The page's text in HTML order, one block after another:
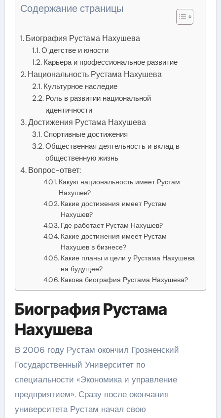
Содержание страницы
Биография Рустама Нахушева
О детстве и юности
Карьера и профессиональное развитие
Национальность Рустама Нахушева
Культурное наследие
Роль в развитии национальной
идентичности
Достижения Рустама Нахушева
Спортивные достижения
Общественная деятельность и вклад в
общественную жизнь
Вопрос-ответ:
Какую национальность имеет Рустам
Нахушев?
Какие достижения имеет Рустам
Нахушев?
Где работает Рустам Нахушев?
Какие достижения имеет Рустам
Нахушев в бизнесе?
Какие планы и цели у Рустама Нахушева
на будущее?
Какова биография Рустама Нахушева?
Биография Рустама
Нахушева
В 2006 году Рустам окончил Грозненский
Государственный Университет по
специальности «Экономика и управление
предприятием». Сразу после окончания
университета Рустам начал свою